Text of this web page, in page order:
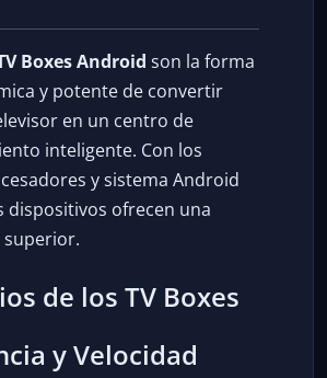
Boxes Android son la forma
y potente de convertir
en un centro de
inteligente. Con los
y sistema Android
dispositivos ofrecen una
superior.
de los TV Boxes
y Velocidad